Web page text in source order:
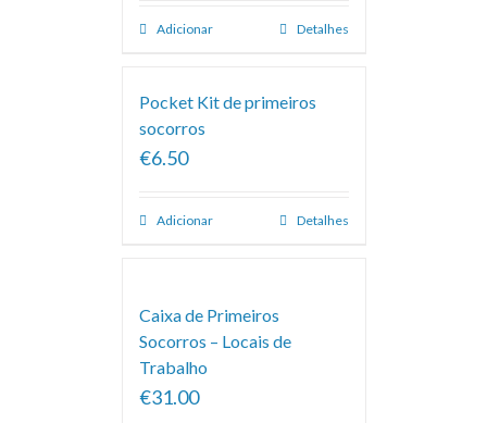
Adicionar Detalhes
Pocket Kit de primeiros
socorros
€6.50
Adicionar Detalhes
Caixa de Primeiros
Socorros – Locais de
Trabalho
€31.00